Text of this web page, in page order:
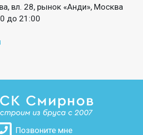
вл. 28, рынок «Анди», Москва
до 21:00
Позвоните мне